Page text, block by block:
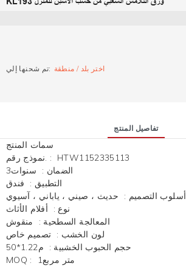
تم شحنها إلي: اختر بلد / منطقة
تفاصيل المنتج
سمات المنتج
نموذج رقم. :
HTW1152335113
الضمان :
سنوات3
التطبيق :
فندق
أسلوب التصميم :
حديث ، صيني ، ياباني ، آسيوي
نوع :
أفلام الأثاث
المعالجة السطحية :
منقوش
لون الخشب : تصميم خاص
حجم الحبوب الخشبية :
م1.22*50
MOQ :
متر مربع1